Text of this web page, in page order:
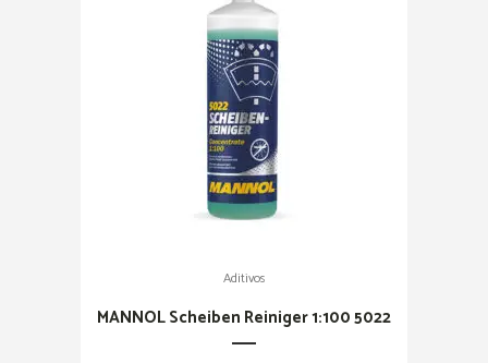
Aditivos
MANNOL Scheiben Reiniger 1:100 5022